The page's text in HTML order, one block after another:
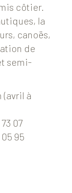
côtier.
la
canoës,
de
semi-
(avril à
07
95